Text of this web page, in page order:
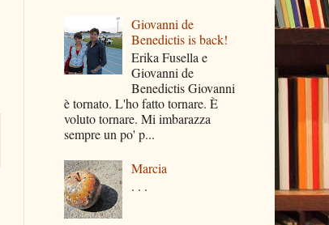
Giovanni de
Benedictis is back!
Erika Fusella e
Giovanni de
Benedictis Giovanni
è tornato. L'ho fatto tornare. È
voluto tornare. Mi imbarazza
sempre un po' p...
Marcia
. . .